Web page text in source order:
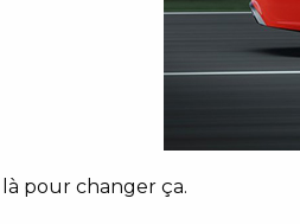
pour changer ça.